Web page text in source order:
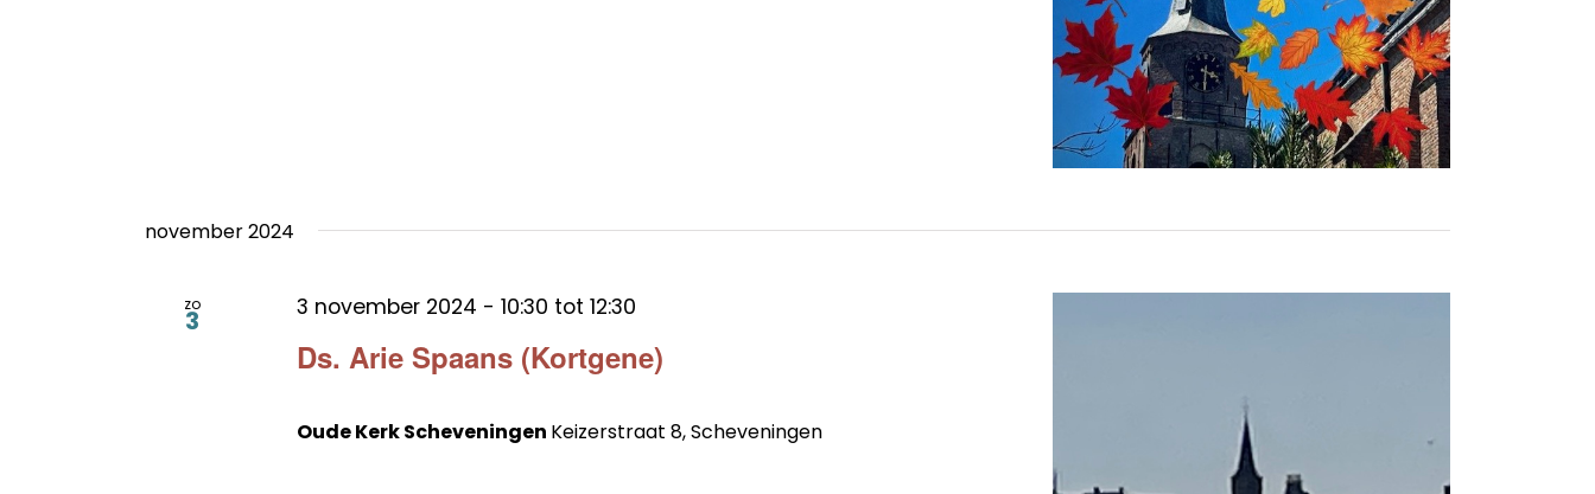
november 2024
zo
3
Ds. Arie Spaans (Kortgene)
3 november 2024 - 10:30 tot 12:30
Oude Kerk Scheveningen Keizerstraat 8, Scheveningen